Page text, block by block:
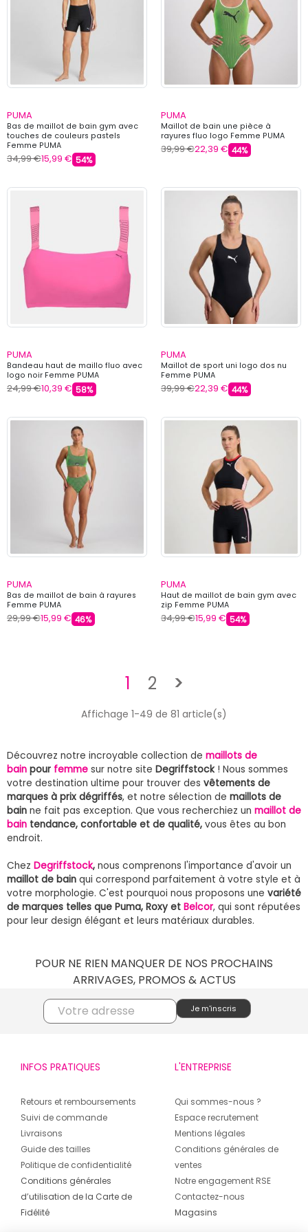
PUMA
Bas de maillot de bain gym avec
touches de couleurs pastels
Femme PUMA
34,99 €15,99 € 54%
PUMA
Maillot de bain une pièce à
rayures fluo logo Femme PUMA
39,99 €22,39 € 44%
PUMA
Bandeau haut de maillo fluo avec
logo noir Femme PUMA
24,99 €10,39 € 58%
PUMA
Maillot de sport uni logo dos nu
Femme PUMA
39,99 €22,39 € 44%
PUMA
Bas de maillot de bain à rayures
Femme PUMA
29,99 €15,99 € 46%
PUMA
Haut de maillot de bain gym avec
zip Femme PUMA
34,99 €15,99 € 54%
1 2 >
Affichage 1-49 de 81 article(s)
Découvrez notre incroyable collection de maillots de
bain pour femme sur notre site Degriffstock! Nous sommes
votre destination ultime pour trouver des vêtements de
marques à prix dégriffés, et notre sélection de maillots de
bain ne fait pas exception. Que vous recherchiez un maillot de
bain tendance, confortable et de qualité, vous êtes au bon
endroit.
Chez Degriffstock, nous comprenons l'importance d'avoir un
maillot de bain qui correspond parfaitement à votre style et à
votre morphologie. C'est pourquoi nous proposons une variété
de marques telles que Puma, Roxy et Belcor, qui sont réputées
pour leur design élégant et leurs matériaux durables.
POUR NE RIEN MANQUER DE NOS PROCHAINS
ARRIVAGES, PROMOS & ACTUS
INFOS PRATIQUES
Retours et remboursements
Suivi de commande
Livraisons
Guide des tailles
Politique de confidentialité
Conditions générales
d’utilisation de la Carte de
Fidélité
L'ENTREPRISE
Qui sommes-nous ?
Espace recrutement
Mentions légales
Conditions générales de
ventes
Notre engagement RSE
Contactez-nous
Magasins